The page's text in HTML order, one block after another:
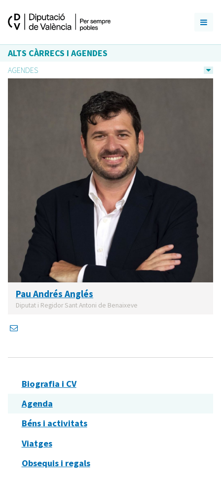
ALTS CÀRRECS I AGENDES
AGENDES
Pau Andrés Anglés
Diputat i Regidor Sant Antoni de Benaixeve
Biografia i CV
Agenda
Béns i activitats
Viatges
Obsequis i regals